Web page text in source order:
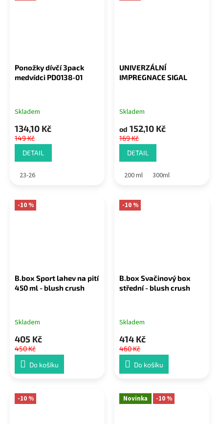
Ponožky dívčí 3pack
medvídci PD0138-01
Skladem
134,10 Kč
149 Kč
DETAIL
23-26
UNIVERZÁLNÍ
IMPREGNACE SIGAL
Skladem
od 152,10 Kč
169 Kč
DETAIL
200 ml 300ml
-10 %
B.box Sport lahev na pití
450 ml - blush crush
Skladem
405 Kč
450 Kč
Do košíku
-10 %
B.box Svačinový box
střední - blush crush
Skladem
414 Kč
460 Kč
Do košíku
-10 % Novinka -10 %